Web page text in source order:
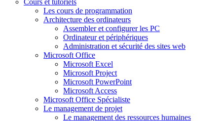
Cours et tutoriels
Les cours de programmation
Architecture des ordinateurs
Assembler et configurer les PC
Ordinateur et périphériques
Administration et sécurité des sites web
Microsoft Office
Microsoft Excel
Microsoft Project
Microsoft PowerPoint
Microsoft Access
Microsoft Office Spécialiste
Le management de projet
Le management des ressources humaines